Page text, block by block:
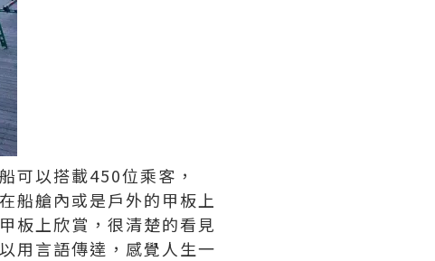
可以搭載450位乘客，
船艙內或是戶外的甲板上
板上欣賞，很清楚的看見
用言語傳達，感覺人生一